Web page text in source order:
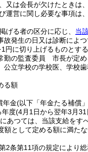
又は会長が欠けたときは
営に関し必要な事項は
げる者の区分に応じ、 当
発生の日又は診断によ
円に切り上げるものとす
勤の監査委員 市長が定
立学校の学校医、学校
る額
年金(以下「年金たる補償
年度(4月1日から翌年3月
あつては、当該支給を
額として定める額に満た
2条第11項の規定により